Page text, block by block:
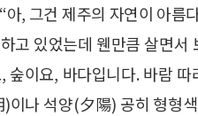
아, 그건 제주의 자연이 아름
고 있었는데 웬만큼 살면
숲이요, 바다입니다. 바람
이나 석양(夕陽) 공히 형형